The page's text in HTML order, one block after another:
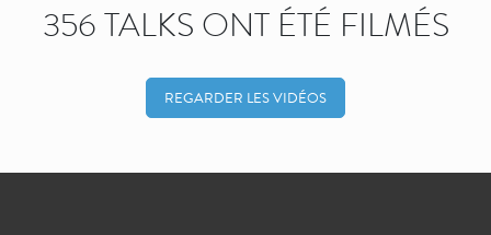
356 TALKS ONT ÉTÉ FILMÉS
REGARDER LES VIDÉOS